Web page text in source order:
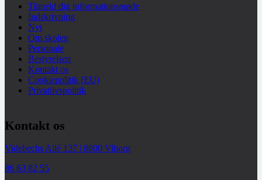
Tilmeld dig informationsmøde
Indskrivning
Nyt
Om skolen
Personale
Bestyrelsen
Kontakt os
Cookiepolitik (EU)
Privatlivspolitik
Kontakt os
Videbechs Allé 137 | 8800 Viborg
86 63 82 55